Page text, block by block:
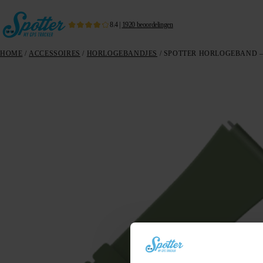
8.4| 1920 beoordelingen
HOME / ACCESSOIRES / HORLOGEBANDJES / SPOTTER HORLOGEBAND